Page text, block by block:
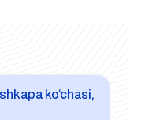
ko‘chasi,